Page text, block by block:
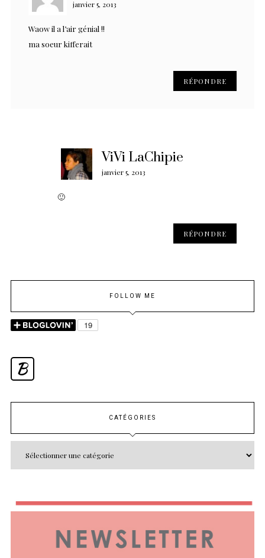
janvier 5, 2013
Waow il a l’air génial !!
ma soeur kifferait
RÉPONDRE
ViVi LaChipie
janvier 5, 2013
🙂
RÉPONDRE
FOLLOW ME
B
CATÉGORIES